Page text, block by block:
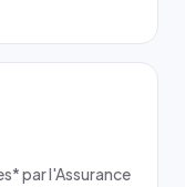
par l'Assurance